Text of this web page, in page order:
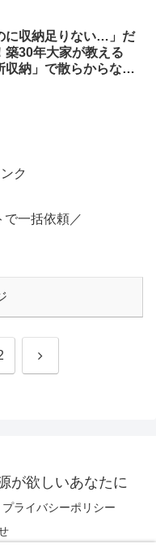
に収納足りない…」だ
築30年大家が教える
収納」で散らからない
ク
で一括依頼／
次
が欲しいあなたに
プライバシーポリシー